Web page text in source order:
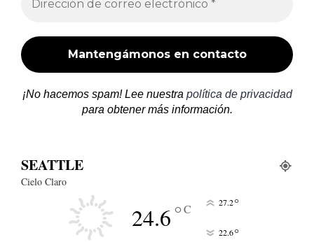
¡No hacemos spam! Lee nuestra política de privacidad
para obtener más información.
SEATTLE
Cielo Claro
24.6°C 27.2°
22.6°